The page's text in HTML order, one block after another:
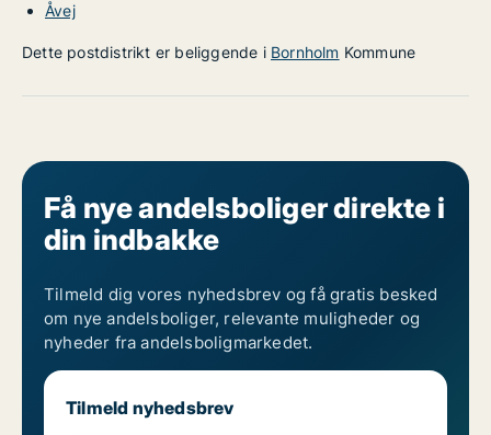
Åvej
Dette postdistrikt er beliggende i Bornholm Kommune
Få nye andelsboliger direkte i
din indbakke
Tilmeld dig vores nyhedsbrev og få gratis besked
om nye andelsboliger, relevante muligheder og
nyheder fra andelsboligmarkedet.
Tilmeld nyhedsbrev